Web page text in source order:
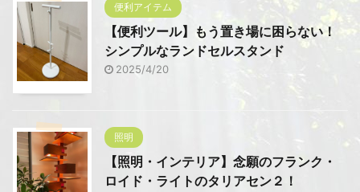
便利アイテム
【便利ツール】もう置き場に困らない！
シンプルなランドセルスタンド
2025/4/20
照明
【照明・インテリア】念願のフランク・
ロイド・ライトのタリアセン２！